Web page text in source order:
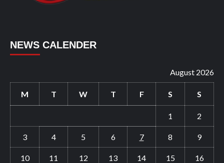
NEWS CALENDER
August 2026
M T W T F S S
1 2
3 4 5 6 7 8 9
10 11 12 13 14 15 16